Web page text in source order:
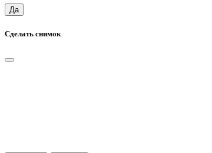
Да
Сделать снимок